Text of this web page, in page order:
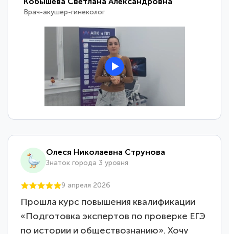
Врач-акушер-гинеколог
Олеся Николаевна Струнова
Знаток города 3 уровня
9 апреля 2026
Прошла курс повышения квалификации
«Подготовка экспертов по проверке ЕГЭ
по истории и обществознанию». Хочу